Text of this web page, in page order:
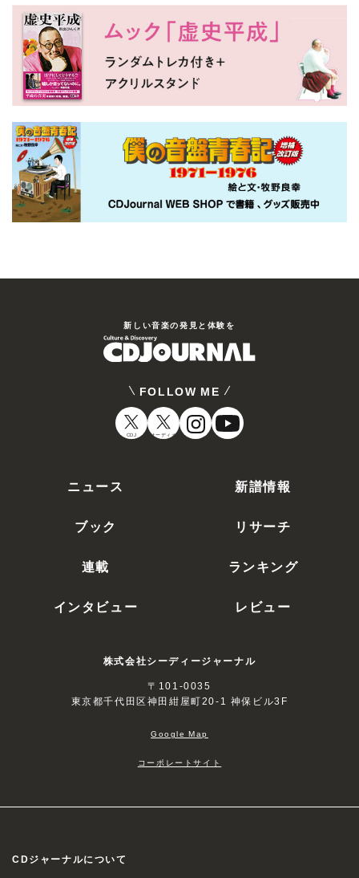
新しい⾳楽の発⾒と体験を
FOLLOW ME
CDJ オーディオ
ニュース 新譜情報
ブック リサーチ
連載 ランキング
インタビュー レビュー
株式会社シーディージャーナル
〒101-0035
東京都千代田区神田紺屋町20-1 神保ビル3F
Google Map
コーポレートサイト
CDジャーナルについて